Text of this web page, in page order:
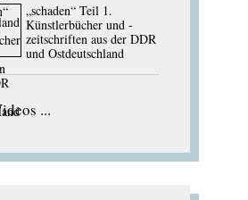
„schaden“ Teil 1.
Künstlerbücher und -
zeitschriften aus der DDR
und Ostdeutschland
...